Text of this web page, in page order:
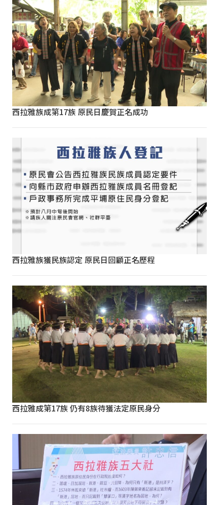
西拉雅族成第17族 原民日慶賀正名成功
西拉雅族獲民族認定 原民日回顧正名歷程
西拉雅成第17族 仍有8族待獲法定原民身分